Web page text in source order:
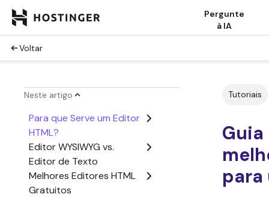
Pergunte
à IA
Voltar
Neste artigo
Para que Serve um Editor
HTML?
Editor WYSIWYG vs.
Editor de Texto
Melhores Editores HTML
Gratuitos
Tutoriais
para